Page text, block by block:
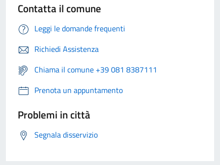
Contatta il comune
Leggi le domande frequenti
Richiedi Assistenza
Chiama il comune +39 081 8387111
Prenota un appuntamento
Problemi in città
Segnala disservizio